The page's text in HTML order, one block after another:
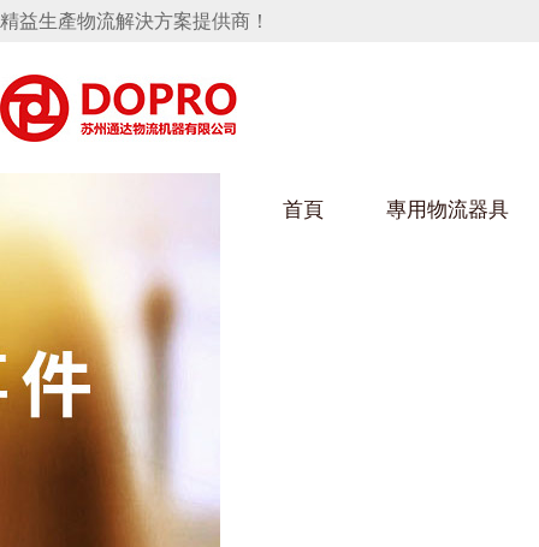
精益生產物流解決方案提供商！
首頁 專用物流器具
好色视频APP下载架
變速箱托盤
衝壓件料架
消聲器料架
手推車
隱藏式馬桶水箱支架
汽車行業
衛浴行業